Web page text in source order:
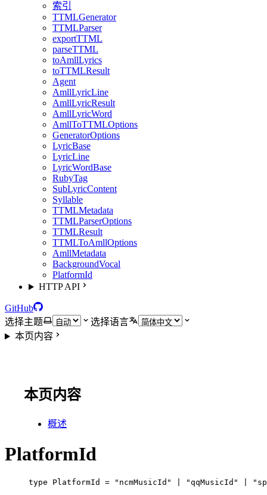
索引
TTMLGenerator
TTMLParser
exportTTML
parseTTML
toAmllLyrics
toTTMLResult
Agent
AmllLyricLine
AmllLyricResult
AmllLyricWord
AmllToTTMLOptions
GeneratorOptions
LyricBase
LyricLine
LyricWordBase
RubyTag
SubLyricContent
Syllable
TTMLMetadata
TTMLParserOptions
TTMLResult
TTMLToAmllOptions
AmllMetadata
BackgroundVocal
PlatformId
HTTP API
GitHub
选择主题
选择语言
本页内容
本页内容
概述
PlatformId
type PlatformId = "ncmMusicId" "qqMusicId"